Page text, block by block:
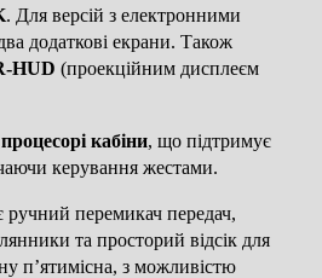
. Для версій з електронними
додаткові екрани. Також
HUD (проекційним дисплеєм
кабіни, що підтримує
керування жестами.
ручний перемикач передач,
та просторий відсік для
п’ятимісна, з можливістю